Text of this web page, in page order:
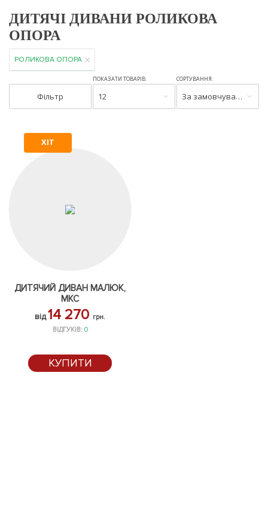
ДИТЯЧІ ДИВАНИ РОЛИКОВА
ОПОРА
РОЛИКОВА ОПОРА
Фільтр
ПОКАЗАТИ ТОВАРІВ:
12
СОРТУВАННЯ:
За замовчуванням
ХІТ
ДИТЯЧИЙ ДИВАН МАЛЮК,
МКС
від14 270 грн.
ВІДГУКІВ: 0
КУПИТИ